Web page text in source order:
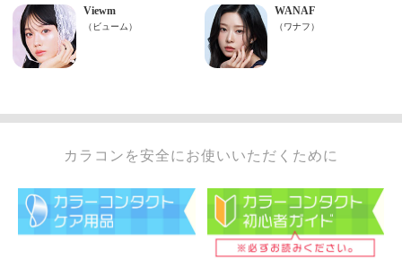
カラコンを安全にお使いいただくために